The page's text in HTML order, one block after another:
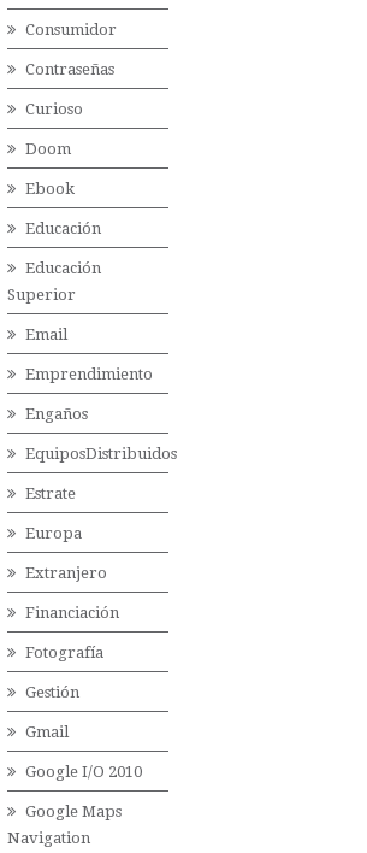
Consumidor
Contraseñas
Curioso
Doom
Ebook
Educación
Educación
Superior
Email
Emprendimiento
Engaños
EquiposDistribuidos
Estrate
Europa
Extranjero
Financiación
Fotografía
Gestión
Gmail
Google I/O 2010
Google Maps
Navigation